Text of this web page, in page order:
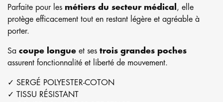
Parfaite pour les métiers du secteur médical , elle
protège efficacement tout en restant légère et agréable à
porter.
Sa coupe longue et ses trois grandes poches
assurent fonctionnalité et liberté de mouvement.
✓ SERGÉ POLYESTER-COTON
✓ TISSU RÉSISTANT